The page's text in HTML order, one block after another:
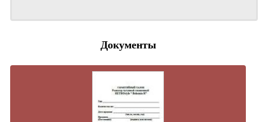
Документы